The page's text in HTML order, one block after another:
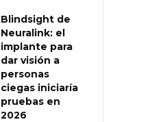
Blindsight de
Neuralink: el
implante para
dar visión a
personas
ciegas iniciaría
pruebas en
2026